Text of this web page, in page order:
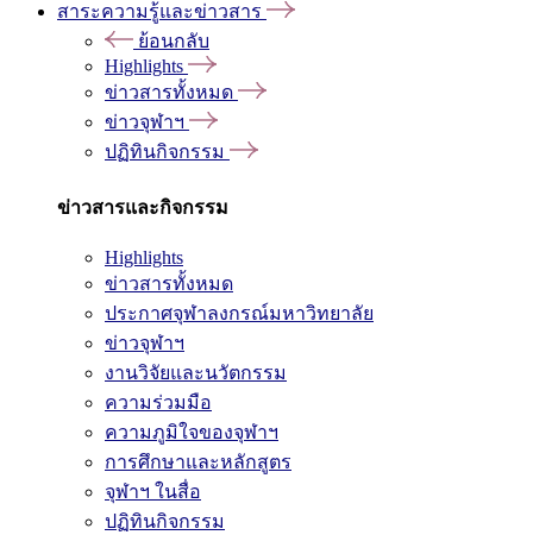
สาระความรู้และข่าวสาร
ย้อนกลับ
Highlights
ข่าวสารทั้งหมด
ข่าวจุฬาฯ
ปฏิทินกิจกรรม
ข่าวสารและกิจกรรม
Highlights
ข่าวสารทั้งหมด
ประกาศจุฬาลงกรณ์มหาวิทยาลัย
ข่าวจุฬาฯ
งานวิจัยและนวัตกรรม
ความร่วมมือ
ความภูมิใจของจุฬาฯ
การศึกษาและหลักสูตร
จุฬาฯ ในสื่อ
ปฏิทินกิจกรรม